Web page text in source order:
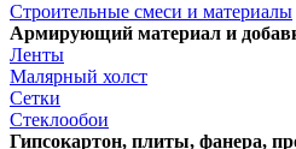
Строительные смеси и материалы
Армирующий материал и
Ленты
Малярный холст
Сетки
Стеклообои
Гипсокартон, плиты, фанера,